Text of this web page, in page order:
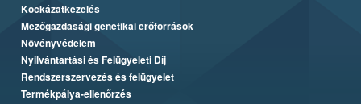
Kockázatkezelés
Mezőgazdasági genetikai erőforrások
Növényvédelem
Nyilvántartási és Felügyeleti Díj
Rendszerszervezés és felügyelet
Termékpálya-ellenőrzés